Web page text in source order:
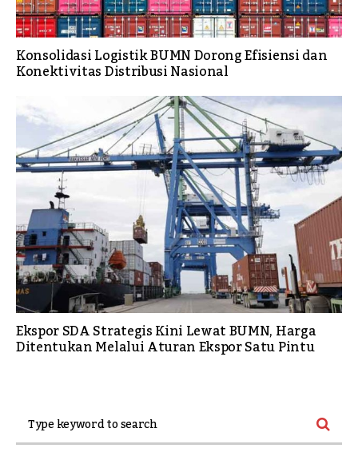
Konsolidasi Logistik BUMN Dorong Efisiensi dan
Konektivitas Distribusi Nasional
Ekspor SDA Strategis Kini Lewat BUMN, Harga
Ditentukan Melalui Aturan Ekspor Satu Pintu